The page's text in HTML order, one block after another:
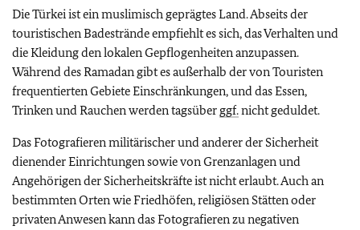
Die Türkei ist ein muslimisch geprägtes Land. Abseits der
touristischen Badestrände empfiehlt es sich, das Verhalten und
die Kleidung den lokalen Gepflogenheiten anzupassen.
Während des Ramadan gibt es außerhalb der von Touristen
frequentierten Gebiete Einschränkungen, und das Essen,
Trinken und Rauchen werden tagsüber ggf.nicht geduldet.
Das Fotografieren militärischer und anderer der Sicherheit
dienender Einrichtungen sowie von Grenzanlagen und
Angehörigen der Sicherheitskräfte ist nicht erlaubt. Auch an
bestimmten Orten wie Friedhöfen, religiösen Stätten oder
privaten Anwesen kann das Fotografieren zu negativen